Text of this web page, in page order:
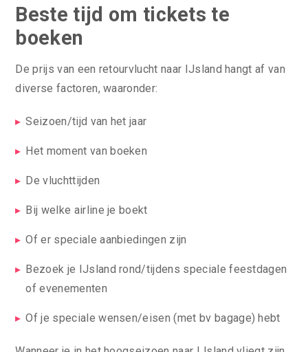
Beste tijd om tickets te
boeken
De prijs van een retourvlucht naar IJsland hangt af van
diverse factoren, waaronder:
Seizoen/tijd van het jaar
Het moment van boeken
De vluchttijden
Bij welke airline je boekt
Of er speciale aanbiedingen zijn
Bezoek je IJsland rond/tijdens speciale feestdagen
of evenementen
Of je speciale wensen/eisen (met bv bagage) hebt